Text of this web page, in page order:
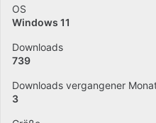
OS
Windows 11
Downloads
739
Downloads vergangener
3